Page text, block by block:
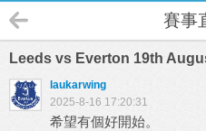
賽事
Leeds vs Everton 19th
laukarwing
2025-8-16 17:20:31
希望有個好開始。